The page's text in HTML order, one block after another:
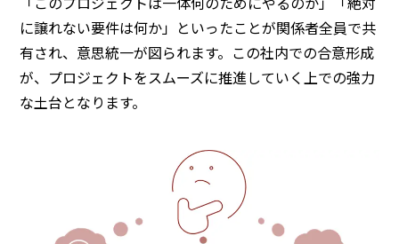
に譲れない要件は何か」といったことが関係者全員で共
有され、意思統一が図られます。この社内での合意形成
が、プロジェクトをスムーズに推進していく上での強力
な土台となります。